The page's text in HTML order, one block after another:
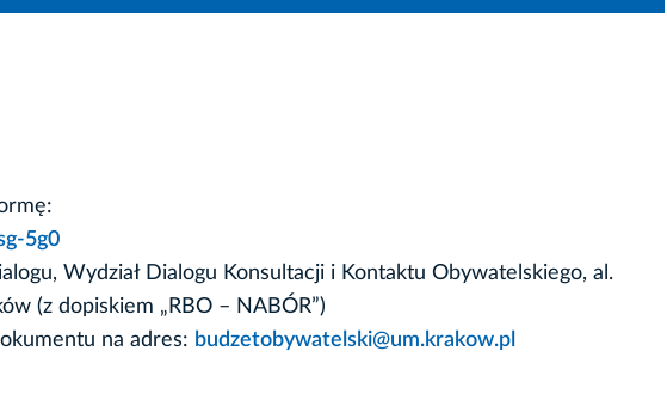
5g0
Wydział Dialogu Konsultacji i Kontaktu Obywatelskiego, al.
(z dopiskiem „RBO – NABÓR”)
na adres: budzetobywatelski@um.krakow.pl